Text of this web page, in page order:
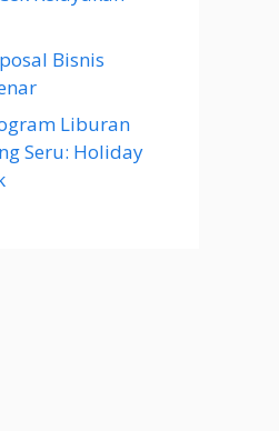
Bisnis
Liburan
Seru: Holiday